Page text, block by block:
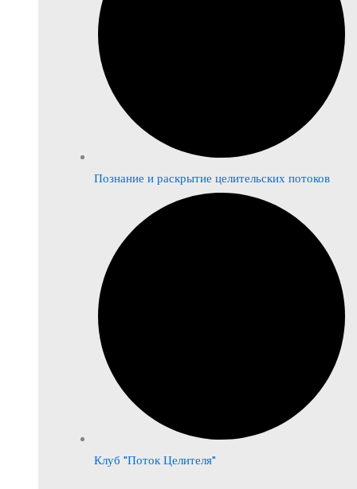
Познание и раскрытие целительских потоков
Клуб "Поток Целителя"